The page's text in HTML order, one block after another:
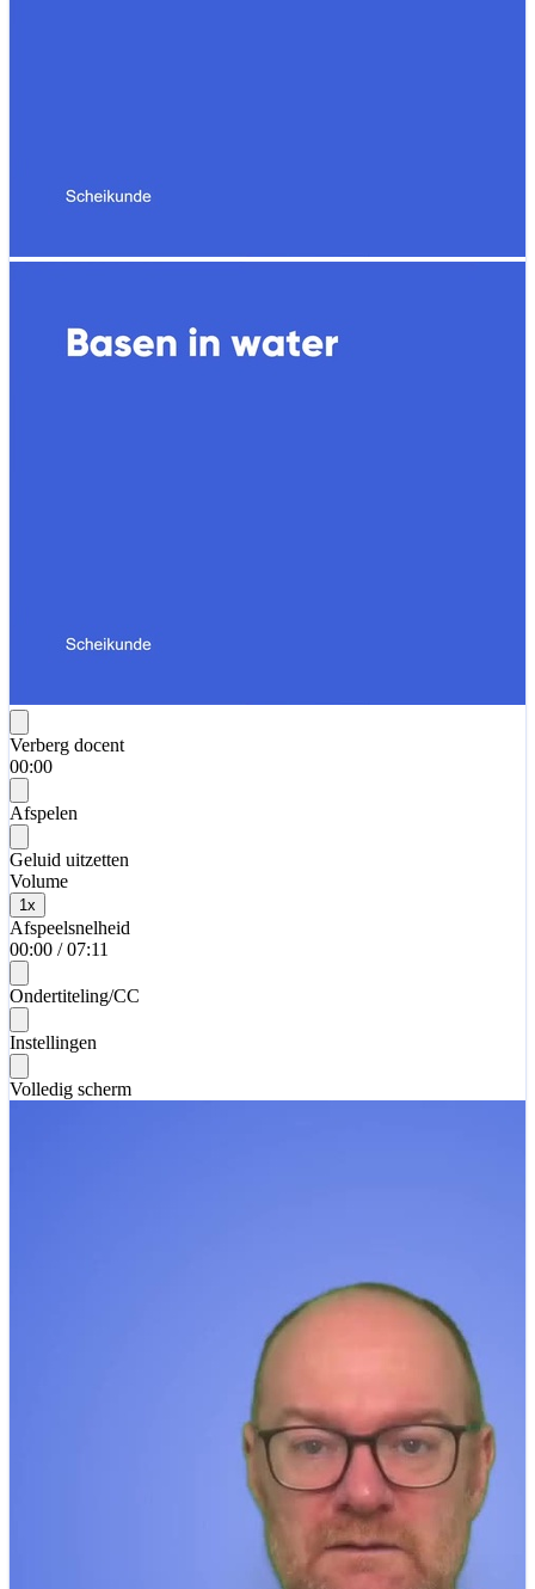
Verberg docent
00:00
Afspelen
Geluid uitzetten
Volume
1 x
Afspeelsnelheid
00:00 / 07:11
Ondertiteling/CC
Instellingen
Volledig scherm